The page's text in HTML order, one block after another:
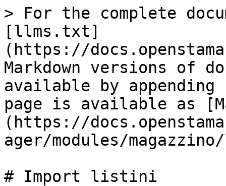
> For the complete
[llms.txt]
(https://
Markdown versions of
available by
page is available as
(https://
ager/modules/
# Import listini